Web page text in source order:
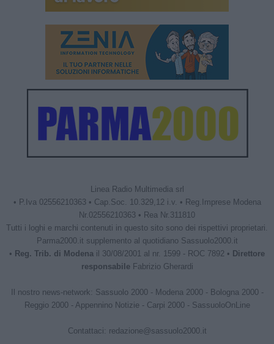
Linea Radio Multimedia srl
• P.Iva 02556210363 • Cap.Soc. 10.329,12 i.v. • Reg.Imprese Modena
Nr.02556210363 • Rea Nr.311810
Tutti i loghi e marchi contenuti in questo sito sono dei rispettivi proprietari.
Parma2000.it supplemento al quotidiano Sassuolo2000.it
• Reg. Trib. di Modena il 30/08/2001 al nr. 1599 - ROC 7892 • Direttore
responsabileFabrizio Gherardi
Il nostro news-network: Sassuolo 2000- Modena 2000- Bologna 2000-
Reggio 2000- Appennino Notizie - Carpi 2000- SassuoloOnLine
Contattaci: redazione@sassuolo2000.it